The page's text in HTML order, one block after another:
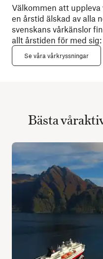
Välkommen att
en årstid älskad av alla
svenskans vårkänslor
allt årstiden för med sig:
Se våra vårkryssningar
Bästa